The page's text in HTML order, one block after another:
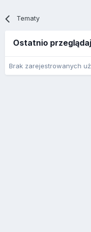
Tematy
Ostatnio
Brak zarejestrowanych